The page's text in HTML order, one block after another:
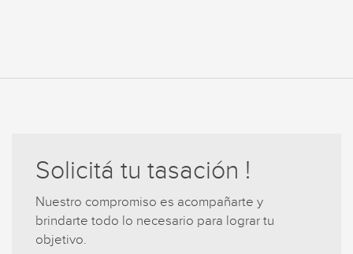
Solicitá tu tasación !
Nuestro compromiso es acompañarte y
brindarte todo lo necesario para lograr tu
objetivo.